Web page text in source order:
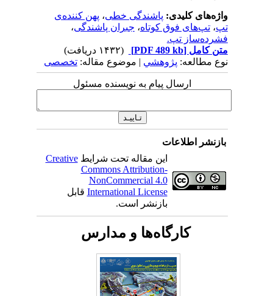
واژه‌های کلیدی:پاشندگی خطی،پهن کننده‌ی
تپ،تپ‌های فوق کوتاه،جبران پاشندگی،
فشرده‌ساز تپ.
متن کامل[PDF 489 kb]
نوع مطالعه:پژوهشي| موضوع مقاله:تخصصی
ارسال پیام به نویسنده مسئول
بازنشر اطلاعات
این مقاله تحت شرایطCreative
Commons Attribution-
NonCommercial 4.0
International Licenseقابل
بازنشر است.
کارگاه‌ها و مدارس